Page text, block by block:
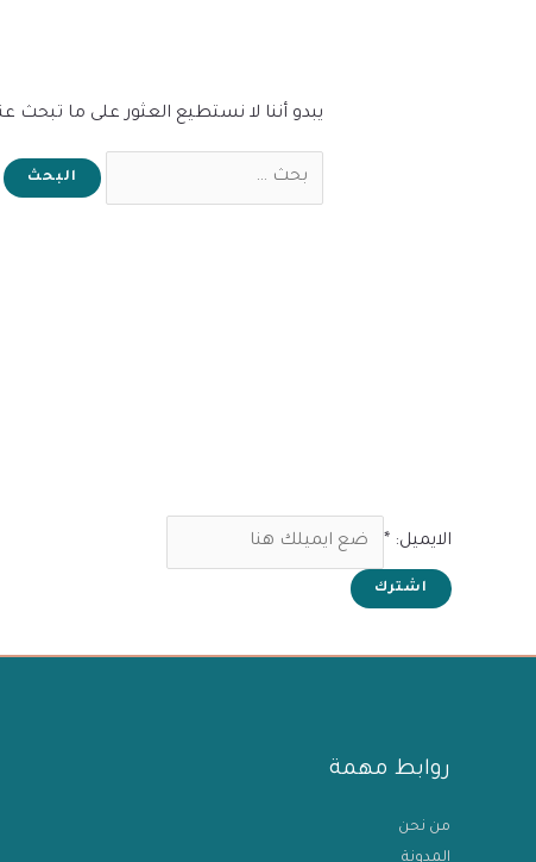
يبدو أننا لا نستطيع العثور على ما تبحث
Search
for:
الايميل: *
اشترك
روابط مهمة
من نحن
المدونة